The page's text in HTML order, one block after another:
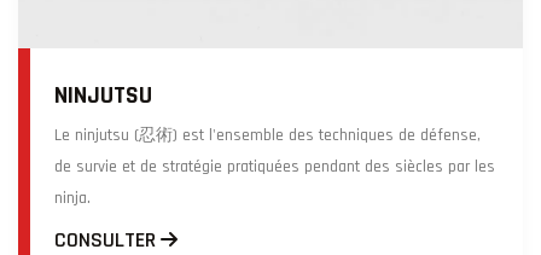
NINJUTSU
Le ninjutsu (忍術) est l'ensemble des techniques de défense,
de survie et de stratégie pratiquées pendant des siècles par les
ninja.
CONSULTER